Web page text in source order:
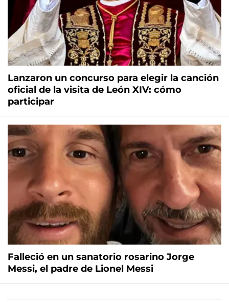
Lanzaron un concurso para elegir la canción
oficial de la visita de León XIV: cómo
participar
Falleció en un sanatorio rosarino Jorge
Messi, el padre de Lionel Messi